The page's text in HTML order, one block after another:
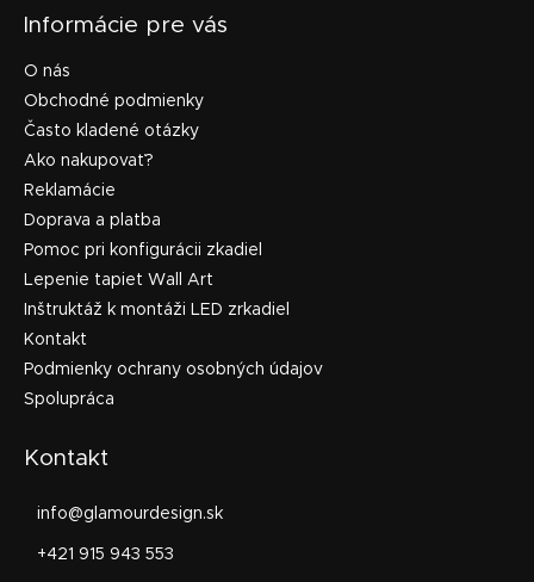
Informácie pre vás
O nás
Obchodné podmienky
Často kladené otázky
Ako nakupovať?
Reklamácie
Doprava a platba
Pomoc pri konfigurácii zkadiel
Lepenie tapiet Wall Art
Inštruktáž k montáži LED zrkadiel
Kontakt
Podmienky ochrany osobných údajov
Spolupráca
Kontakt
info@glamourdesign.sk
+421 915 943 553